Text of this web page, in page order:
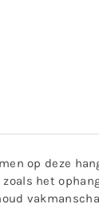
op deze
het